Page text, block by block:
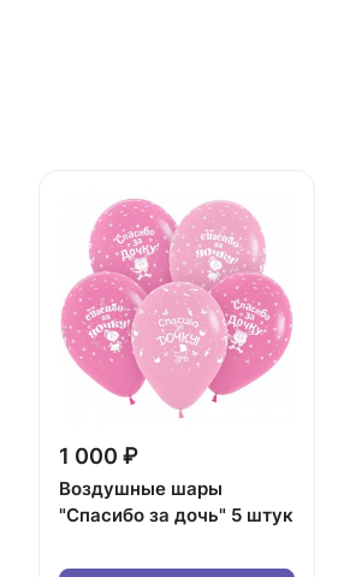
1 000 ₽
Воздушные шары
"Спасибо за дочь" 5 штук